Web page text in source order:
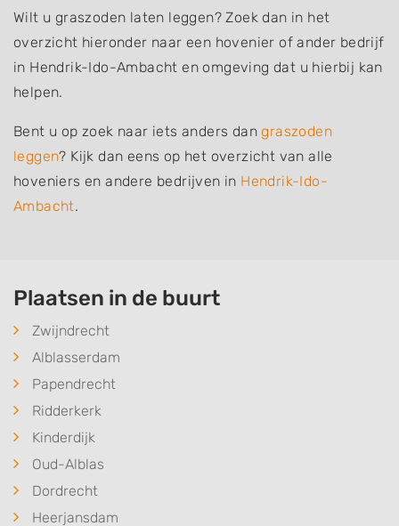
Wilt u graszoden laten leggen? Zoek dan in het
overzicht hieronder naar een hovenier of ander bedrijf
in Hendrik-Ido-Ambacht en omgeving dat u hierbij kan
helpen.
Bent u op zoek naar iets anders dangraszoden
leggen? Kijk dan eens op het overzicht van alle
hoveniers en andere bedrijven in Hendrik-Ido-
Ambacht.
Plaatsen in de buurt
Zwijndrecht
Alblasserdam
Papendrecht
Ridderkerk
Kinderdijk
Oud-Alblas
Dordrecht
Heerjansdam